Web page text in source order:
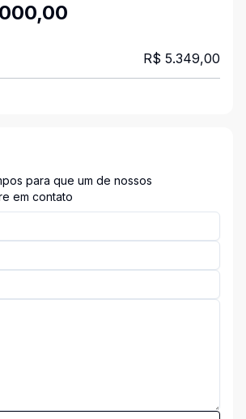
R$ 5.349,00
para que um de nossos
em contato